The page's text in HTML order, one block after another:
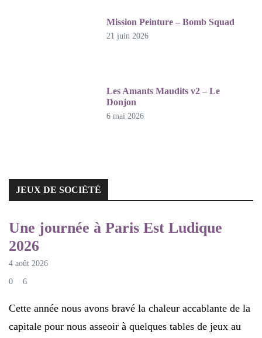
Mission Peinture – Bomb Squad
21 juin 2026
Les Amants Maudits v2 – Le
Donjon
6 mai 2026
JEUX DE SOCIÉTÉ
JEUX DE SOCIÉTÉ
Une journée à Paris Est Ludique
2026
4 août 2026
0 6
Cette année nous avons bravé la chaleur accablante de la
capitale pour nous asseoir à quelques tables de jeux au